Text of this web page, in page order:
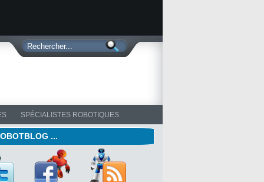
SPÉCIALISTES ROBOTIQUES
...